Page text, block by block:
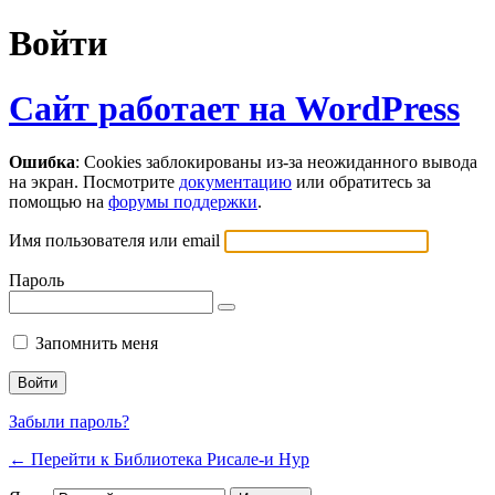
Войти
Сайт работает на WordPress
Ошибка: Cookies заблокированы из-за неожиданного вывода
на экран. Посмотрите документацию или обратитесь за
помощью на форумы поддержки.
Имя пользователя или email
Пароль
Запомнить меня
Забыли пароль?
← Перейти к Библиотека Рисале-и Нур